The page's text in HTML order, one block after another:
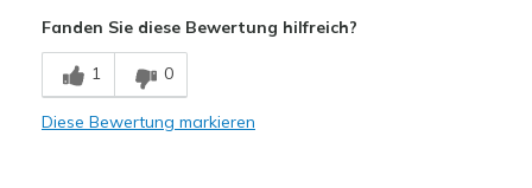
Breathe Well
Comfortable
Fanden Sie diese Bewertung hilfreich?
1 0
Diese Bewertung markieren